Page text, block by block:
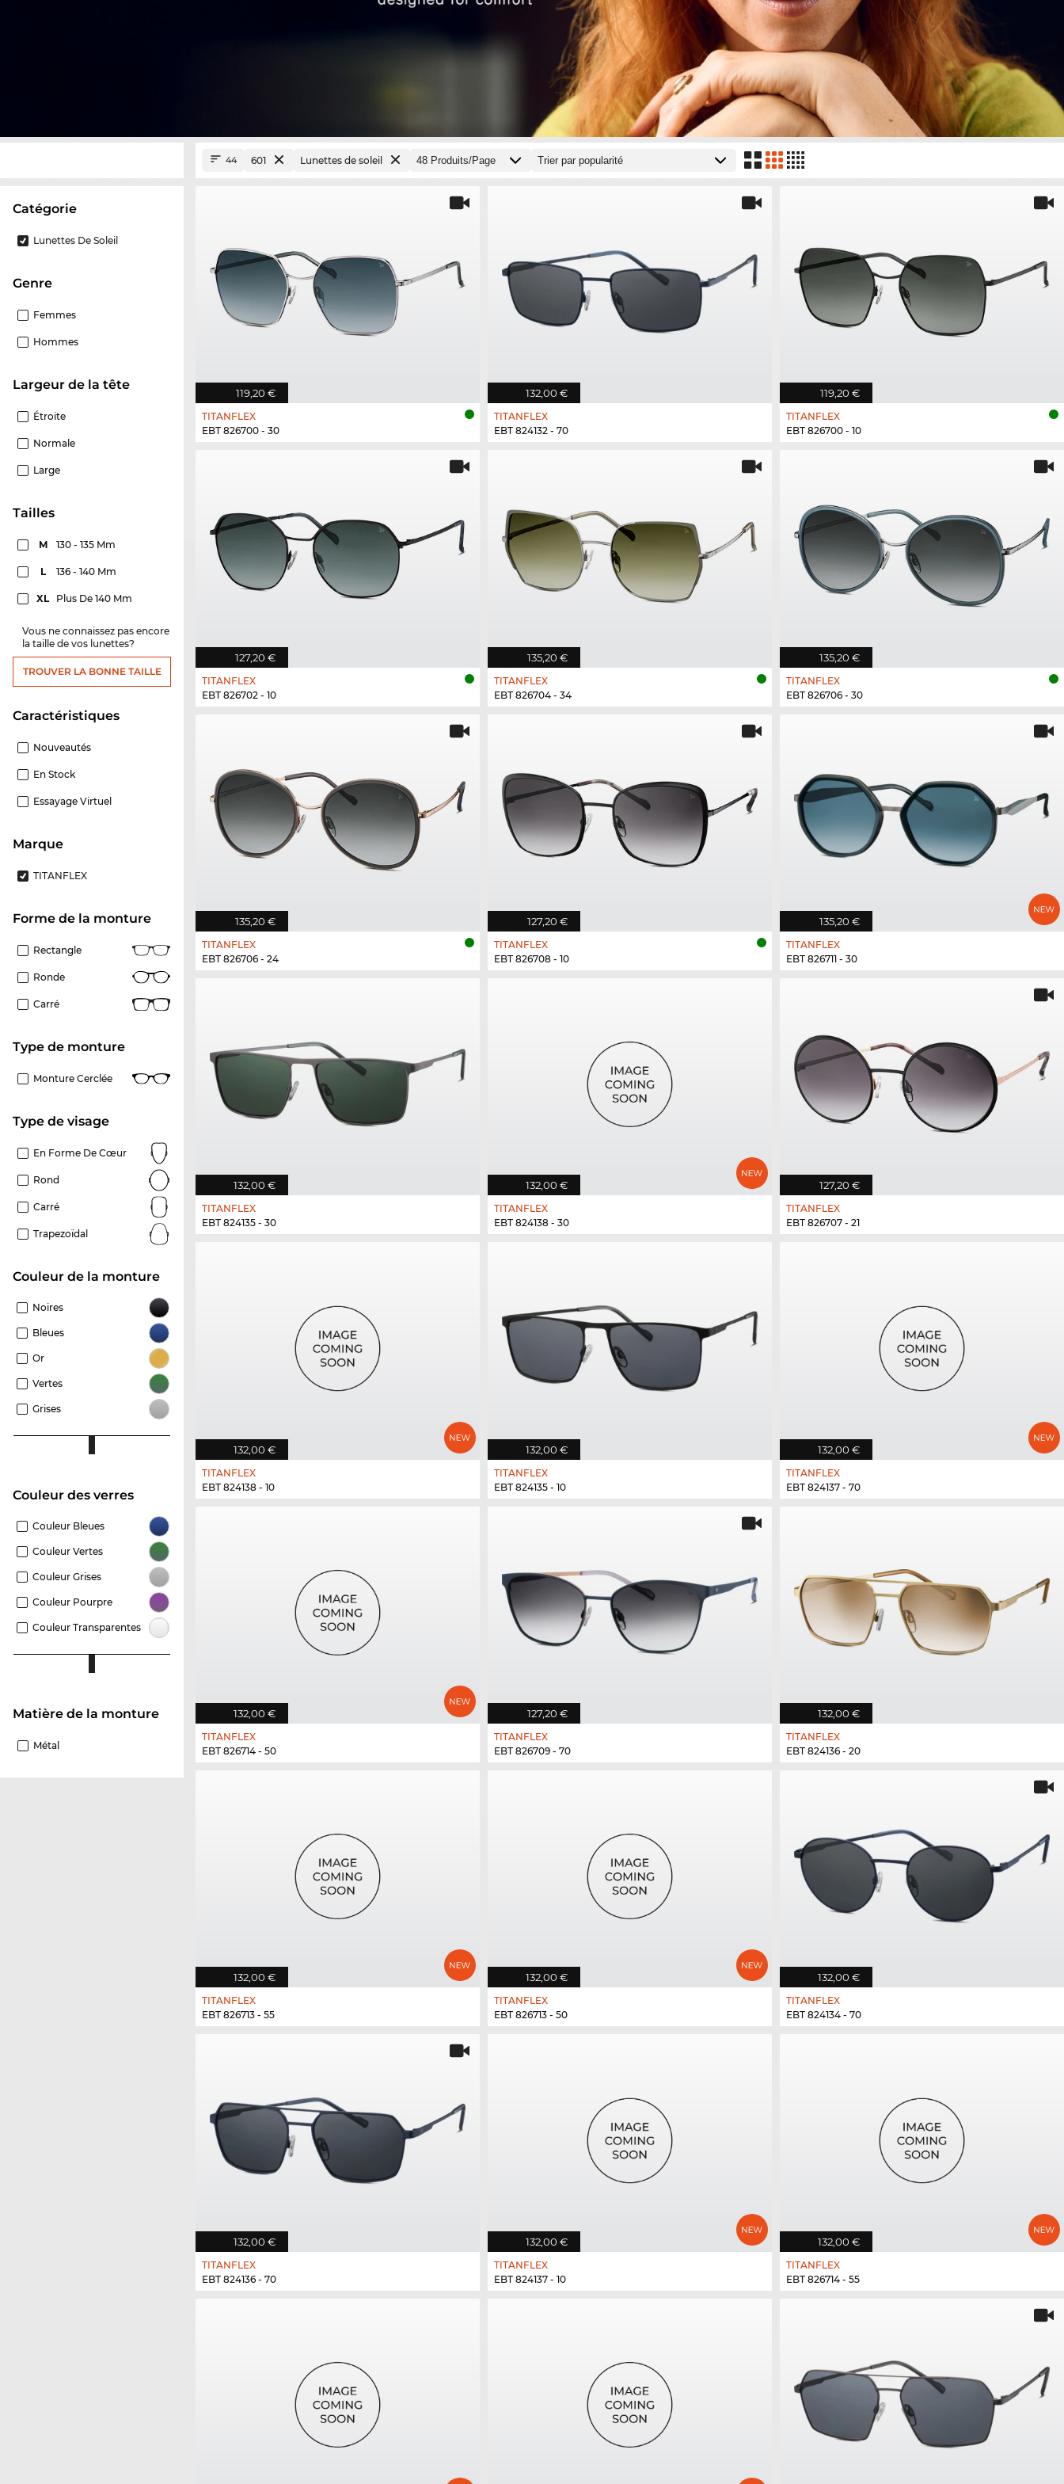
Catégorie
Lunettes De Soleil
Genre
Femmes
Hommes
Largeur de la tête
Étroite
Normale
Large
Tailles
M 130 - 135 Mm
L 136 - 140 Mm
XL Plus De 140 Mm
Vous ne connaissez pas encore
la taille de vos lunettes?
TROUVER LA BONNE TAILLE
Caractéristiques
Nouveautés
En Stock
Essayage Virtuel
Marque
TITANFLEX
Forme de la monture
Rectangle
Ronde
Carré
Type de monture
Monture Cerclée
Type de visage
En Forme De Cœur
Rond
Carré
Trapezoïdal
Couleur de la monture
Noires
Bleues
Or
Vertes
Grises
Couleur des verres
Couleur Bleues
Couleur Vertes
Couleur Grises
Couleur Pourpre
Couleur Transparentes
Matière de la monture
Métal
44 601 Lunettes de soleil
119,20 €
TITANFLEX
EBT 826700 - 30
132,00 €
TITANFLEX
EBT 824132 - 70
119,20 €
TITANFLEX
EBT 826700 - 10
127,20 €
TITANFLEX
EBT 826702 - 10
135,20 €
TITANFLEX
EBT 826704 - 34
135,20 €
TITANFLEX
EBT 826706 - 30
135,20 €
TITANFLEX
EBT 826706 - 24
127,20 €
TITANFLEX
EBT 826708 - 10
135,20 €
TITANFLEX
EBT 826711 - 30
132,00 €
TITANFLEX
EBT 824135 - 30
132,00 €
TITANFLEX
EBT 824138 - 30
127,20 €
TITANFLEX
EBT 826707 - 21
132,00 €
TITANFLEX
EBT 824138 - 10
132,00 €
TITANFLEX
EBT 824135 - 10
132,00 €
TITANFLEX
EBT 824137 - 70
132,00 €
TITANFLEX
EBT 826714 - 50
127,20 €
TITANFLEX
EBT 826709 - 70
132,00 €
TITANFLEX
EBT 824136 - 20
132,00 €
TITANFLEX
EBT 826713 - 55
132,00 €
TITANFLEX
EBT 826713 - 50
132,00 €
TITANFLEX
EBT 824134 - 70
132,00 €
TITANFLEX
EBT 824136 - 70
132,00 €
TITANFLEX
EBT 824137 - 10
132,00 €
TITANFLEX
EBT 826714 - 55